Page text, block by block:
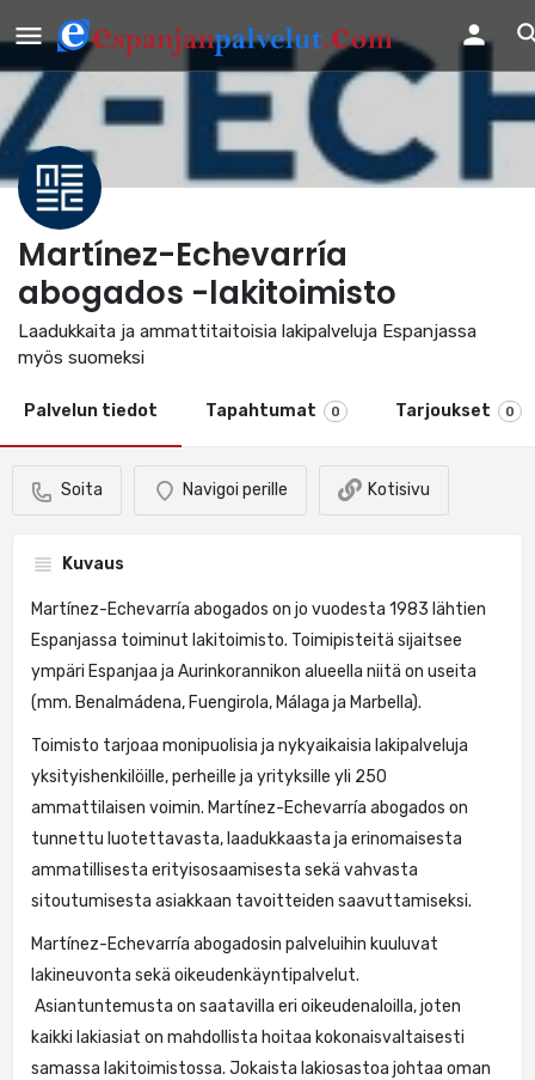
Martínez-Echevarría
abogados -lakitoimisto
Laadukkaita ja ammattitaitoisia lakipalveluja Espanjassa
myös suomeksi
Palvelun tiedot Tapahtumat 0 Tarjoukset 0
Soita Navigoi perille Kotisivu
Kuvaus
Martínez-Echevarría abogados on jo vuodesta 1983 lähtien
Espanjassa toiminut lakitoimisto. Toimipisteitä sijaitsee
ympäri Espanjaa ja Aurinkorannikon alueella niitä on useita
(mm. Benalmádena, Fuengirola, Málaga ja Marbella).
Toimisto tarjoaa monipuolisia ja nykyaikaisia lakipalveluja
yksityishenkilöille, perheille ja yrityksille yli 250
ammattilaisen voimin. Martínez-Echevarría abogados on
tunnettu luotettavasta, laadukkaasta ja erinomaisesta
ammatillisesta erityisosaamisesta sekä vahvasta
sitoutumisesta asiakkaan tavoitteiden saavuttamiseksi.
Martínez-Echevarría abogadosin palveluihin kuuluvat
lakineuvonta sekä oikeudenkäyntipalvelut.
Asiantuntemusta on saatavilla eri oikeudenaloilla, joten
kaikki lakiasiat on mahdollista hoitaa kokonaisvaltaisesti
samassa lakitoimistossa. Jokaista lakiosastoa johtaa oman